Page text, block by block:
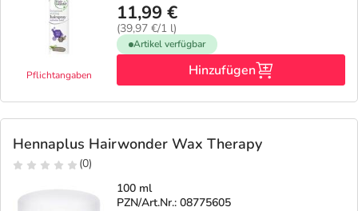
Pflichtangaben
11,99 €
(39,97 €/1 l)
Artikel verfügbar
Hinzufügen
Hennaplus Hairwonder Wax Therapy
(0)
100 ml
PZN/Art.Nr.: 08775605